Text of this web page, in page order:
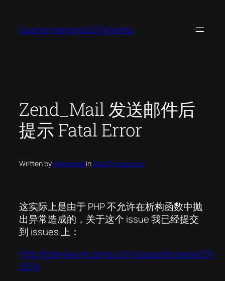
content
Gopher beyond El[i]phants
Zend_Mail 发送邮件后
提示 Fatal Error
Written bymikespookinZend Framework
这实际上是由于 PHP 不允许在析构函数中抛
出异常造成的，关于这个 issue 我已经提交
到 issues 上：
http://framework.zend.com/issues/browse/ZF-
2534